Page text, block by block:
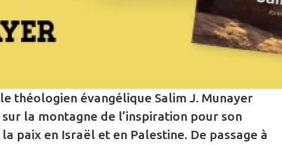
théologien évangélique Salim J. Munayer
la montagne de l’inspiration pour son
paix en Israël et en Palestine. De passage à